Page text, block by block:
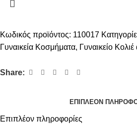
Κωδικός προϊόντος: 110017
Γυναικεία Κοσμήματα, Γυναικείο
Share:
ΕΠΙΠΛΈΟΝ
Επιπλέον πληροφορίες